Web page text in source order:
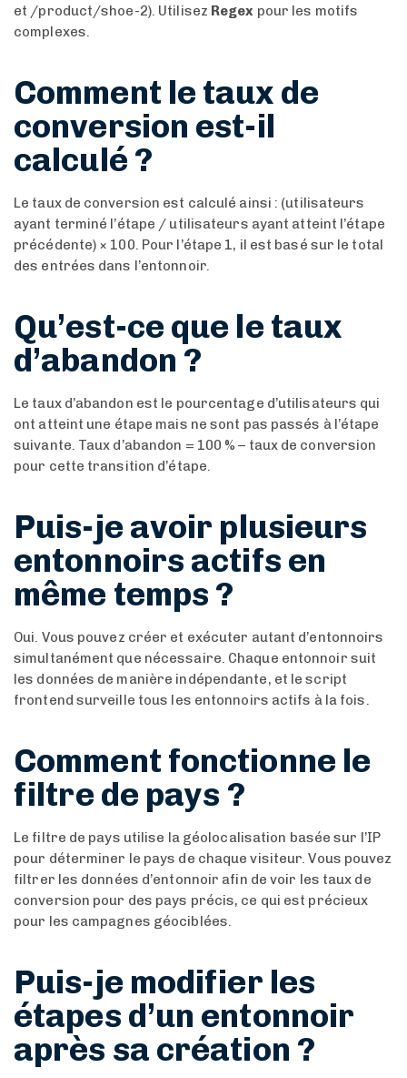
et /product/shoe-2). Utilisez Regex pour les motifs
complexes.
Comment le taux de
conversion est-il
calculé ?
Le taux de conversion est calculé ainsi : (utilisateurs
ayant terminé l’étape / utilisateurs ayant atteint l’étape
précédente) × 100. Pour l’étape 1, il est basé sur le total
des entrées dans l’entonnoir.
Qu’est-ce que le taux
d’abandon ?
Le taux d’abandon est le pourcentage d’utilisateurs qui
ont atteint une étape mais ne sont pas passés à l’étape
suivante. Taux d’abandon = 100 % – taux de conversion
pour cette transition d’étape.
Puis-je avoir plusieurs
entonnoirs actifs en
même temps ?
Oui. Vous pouvez créer et exécuter autant d’entonnoirs
simultanément que nécessaire. Chaque entonnoir suit
les données de manière indépendante, et le script
frontend surveille tous les entonnoirs actifs à la fois.
Comment fonctionne le
filtre de pays ?
Le filtre de pays utilise la géolocalisation basée sur l’IP
pour déterminer le pays de chaque visiteur. Vous pouvez
filtrer les données d’entonnoir afin de voir les taux de
conversion pour des pays précis, ce qui est précieux
pour les campagnes géociblées.
Puis-je modifier les
étapes d’un entonnoir
après sa création ?